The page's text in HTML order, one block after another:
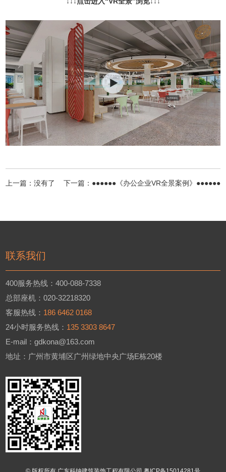
上一篇：没有了 下一篇： ●●●●●●《办公企业VR全景案例》●●●●●●
联系我们
400服务热线：400-088-7338
总部座机：020-32218320
客服热线： 186 6462 0168
24小时服务热线： 135 3303 8647
E-mail：gdkona@163.com
地址：广州市黄埔区广州绿地中央广场E栋20楼